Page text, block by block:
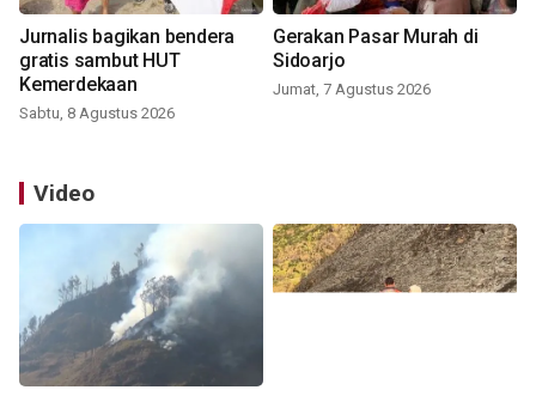
Jurnalis bagikan bendera
gratis sambut HUT
Kemerdekaan
Sabtu, 8 Agustus 2026
Gerakan Pasar Murah di
Sidoarjo
Jumat, 7 Agustus 2026
Video